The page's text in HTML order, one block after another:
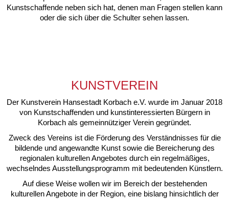
Kunstschaffende neben sich hat, denen man Fragen stellen kann
oder die sich über die Schulter sehen lassen.
KUNSTVEREIN
Der Kunstverein Hansestadt Korbach e.V. wurde im Januar 2018
von Kunstschaffenden und kunstinteressierten Bürgern in
Korbach als gemeinnütziger Verein gegründet.
Zweck des Vereins ist die Förderung des Verständnisses für die
bildende und angewandte Kunst sowie die Bereicherung des
regionalen kulturellen Angebotes durch ein regelmäßiges,
wechselndes Ausstellungsprogramm mit bedeutenden Künstlern.
Auf diese Weise wollen wir im Bereich der bestehenden
kulturellen Angebote in der Region, eine bislang hinsichtlich der